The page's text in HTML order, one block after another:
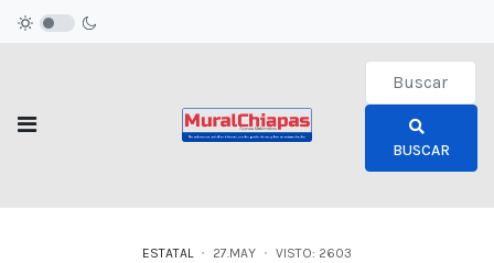
Type 2 or
BUSCAR
ESTATAL 27.MAY VISTO: 2603